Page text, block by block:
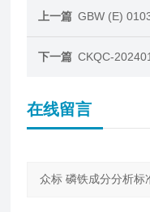
上一篇 GBW (E)
下一篇 CKQC-202401长
在线留言